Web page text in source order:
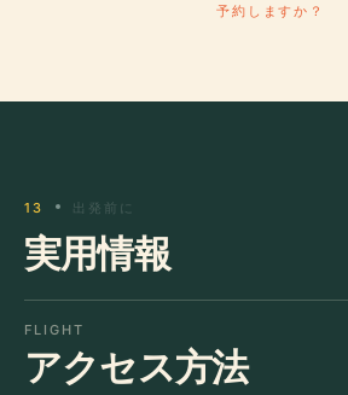
予約しますか？
13 出発前に
実用情報
FLIGHT
アクセス方法